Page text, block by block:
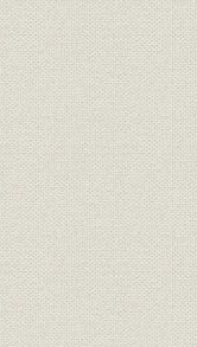
の出品
界、産業界の状況
会社の設立